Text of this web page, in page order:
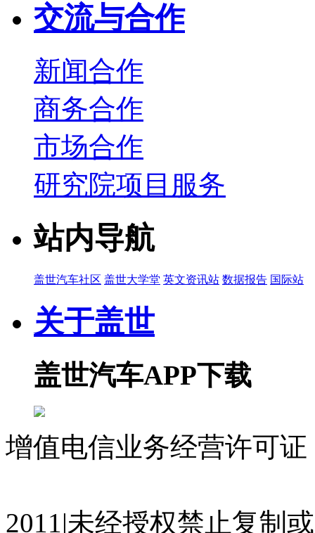
交流与合作
新闻合作
商务合作
市场合作
研究院项目服务
站内导航
盖世汽车社区 盖世大学堂 英文资讯站 数据报告 国际站
关于盖世
盖世汽车APP下载
增值电信业务经营许可
2011|未经授权禁止复制